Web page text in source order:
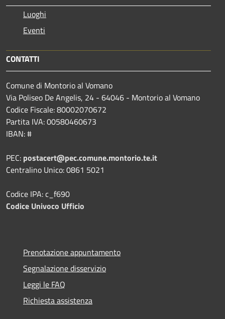
Luoghi
Eventi
CONTATTI
Comune di Montorio al Vomano
Via Poliseo De Angelis, 24 - 64046 - Montorio al Vomano
Codice Fiscale: 80002070672
Partita IVA: 00580460673
IBAN: #
PEC: postacert@pec.comune.montorio.te.it
Centralino Unico: 0861 5021
Codice IPA: c_f690
Codice Univoco Ufficio
Prenotazione appuntamento
Segnalazione disservizio
Leggi le FAQ
Richiesta assistenza